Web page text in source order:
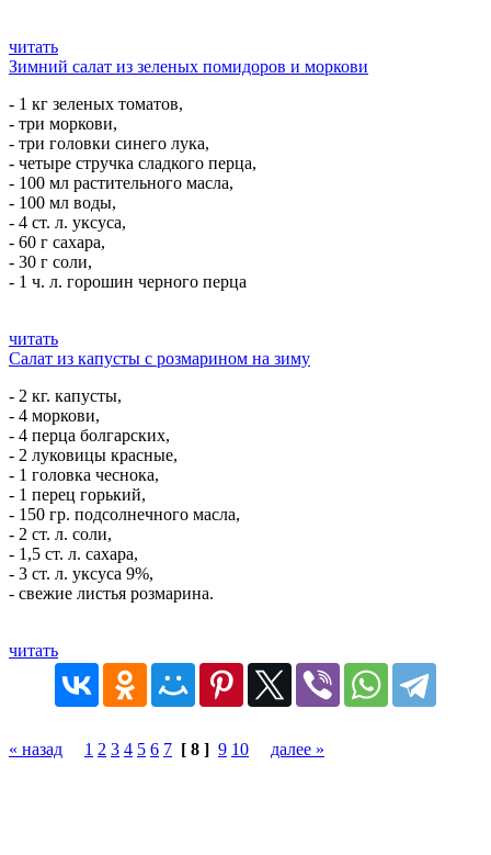
читать
Зимний салат из зеленых помидоров и моркови
- 1 кг зеленых томатов,
- три моркови,
- три головки синего лука,
- четыре стручка сладкого перца,
- 100 мл растительного масла,
- 100 мл воды,
- 4 ст. л. уксуса,
- 60 г сахара,
- 30 г соли,
- 1 ч. л. горошин черного перца
читать
Салат из капусты с розмарином на зиму
- 2 кг. капусты,
- 4 моркови,
- 4 перца болгарских,
- 2 луковицы красные,
- 1 головка чеснока,
- 1 перец горький,
- 150 гр. подсолнечного масла,
- 2 ст. л. соли,
- 1,5 ст. л. сахара,
- 3 ст. л. уксуса 9%,
- свежие листья розмарина.
читать
« назад 1 2 3 4 5 6 7 [ 8 ] 9 10 далее »